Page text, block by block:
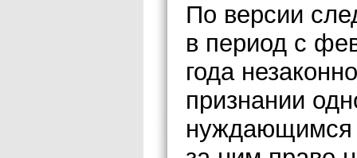
По версии
в период с
года
признании
нуждающимся